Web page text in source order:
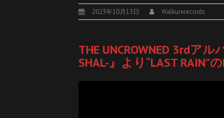
2023年10月13日 Walkurerecords
THE UNCROWNED 3rdア
SHAL-』より“LAST RAIN”